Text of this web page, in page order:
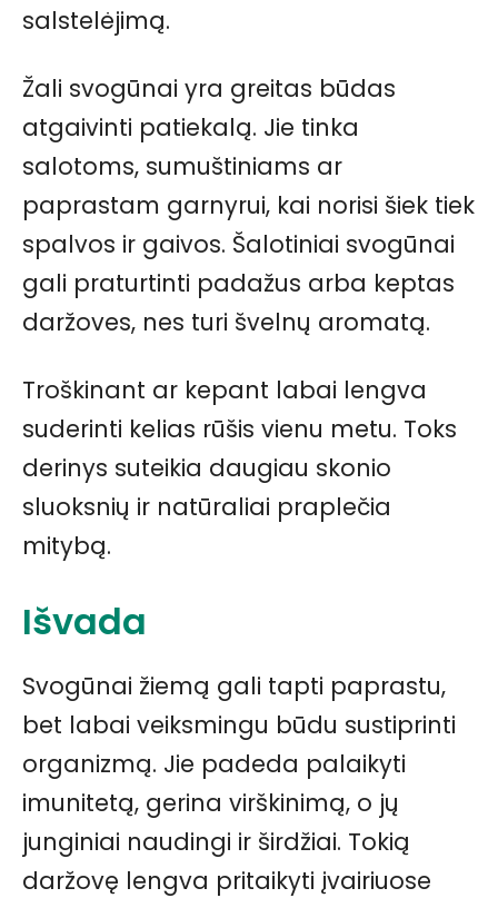
salstelėjimą.
Žali svogūnai yra greitas būdas
atgaivinti patiekalą. Jie tinka
salotoms, sumuštiniams ar
paprastam garnyrui, kai norisi šiek tiek
spalvos ir gaivos. Šalotiniai svogūnai
gali praturtinti padažus arba keptas
daržoves, nes turi švelnų aromatą.
Troškinant ar kepant labai lengva
suderinti kelias rūšis vienu metu. Toks
derinys suteikia daugiau skonio
sluoksnių ir natūraliai praplečia
mitybą.
Išvada
Svogūnai žiemą gali tapti paprastu,
bet labai veiksmingu būdu sustiprinti
organizmą. Jie padeda palaikyti
imunitetą, gerina virškinimą, o jų
junginiai naudingi ir širdžiai. Tokią
daržovę lengva pritaikyti įvairiuose